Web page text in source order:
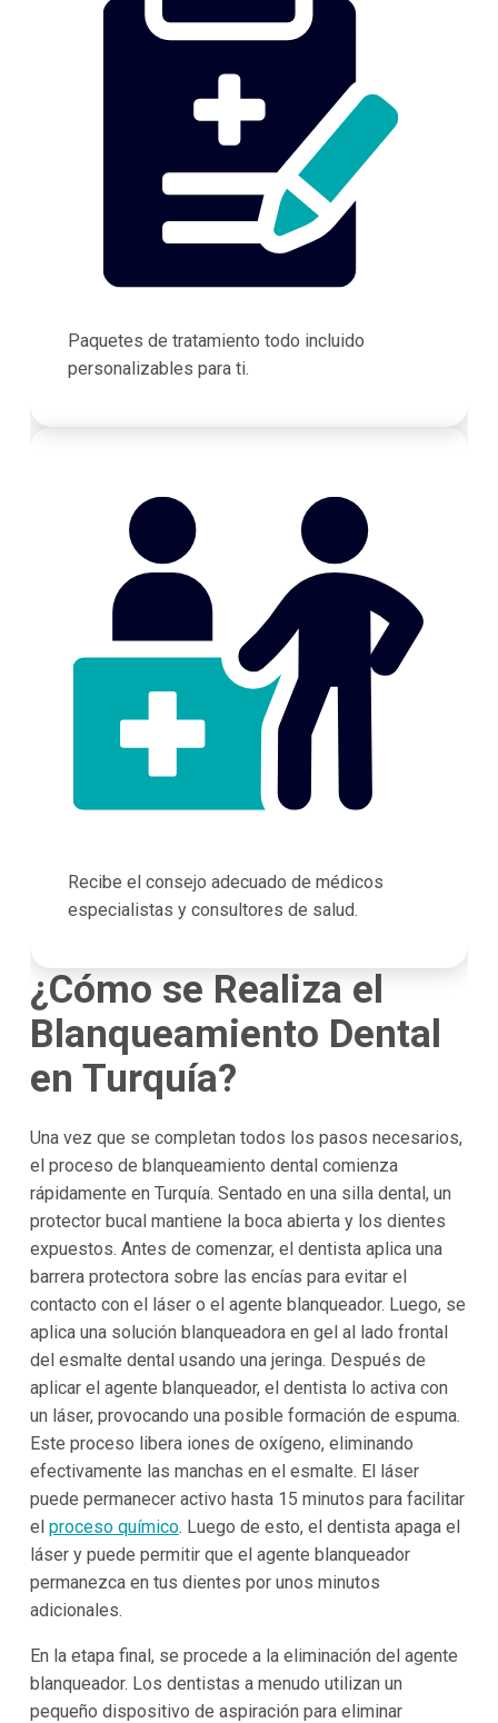
Paquetes de tratamiento todo incluido
personalizables para ti.
Recibe el consejo adecuado de médicos
especialistas y consultores de salud.
¿Cómo se Realiza el
Blanqueamiento Dental
en Turquía?
Una vez que se completan todos los pasos necesarios,
el proceso de blanqueamiento dental comienza
rápidamente en Turquía. Sentado en una silla dental, un
protector bucal mantiene la boca abierta y los dientes
expuestos. Antes de comenzar, el dentista aplica una
barrera protectora sobre las encías para evitar el
contacto con el láser o el agente blanqueador. Luego, se
aplica una solución blanqueadora en gel al lado frontal
del esmalte dental usando una jeringa. Después de
aplicar el agente blanqueador, el dentista lo activa con
un láser, provocando una posible formación de espuma.
Este proceso libera iones de oxígeno, eliminando
efectivamente las manchas en el esmalte. El láser
puede permanecer activo hasta 15 minutos para facilitar
el proceso químico. Luego de esto, el dentista apaga el
láser y puede permitir que el agente blanqueador
permanezca en tus dientes por unos minutos
adicionales.
En la etapa final, se procede a la eliminación del agente
blanqueador. Los dentistas a menudo utilizan un
pequeño dispositivo de aspiración para eliminar